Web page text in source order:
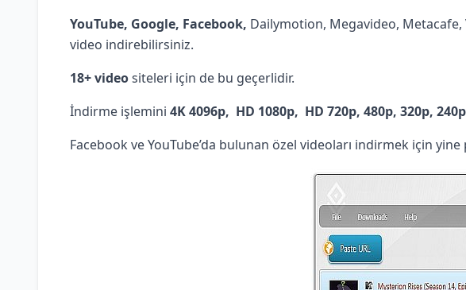
YouTube, Google, Facebook, Dailymotion, Megavideo,
video indirebilirsiniz.
18+ videositeleri için de bu geçerlidir.
İndirme işlemini 4K 4096p, HD 1080p, HD 720p, 480p, 320p, 240p
Facebook ve YouTube’da bulunan özel videoları indirmek için